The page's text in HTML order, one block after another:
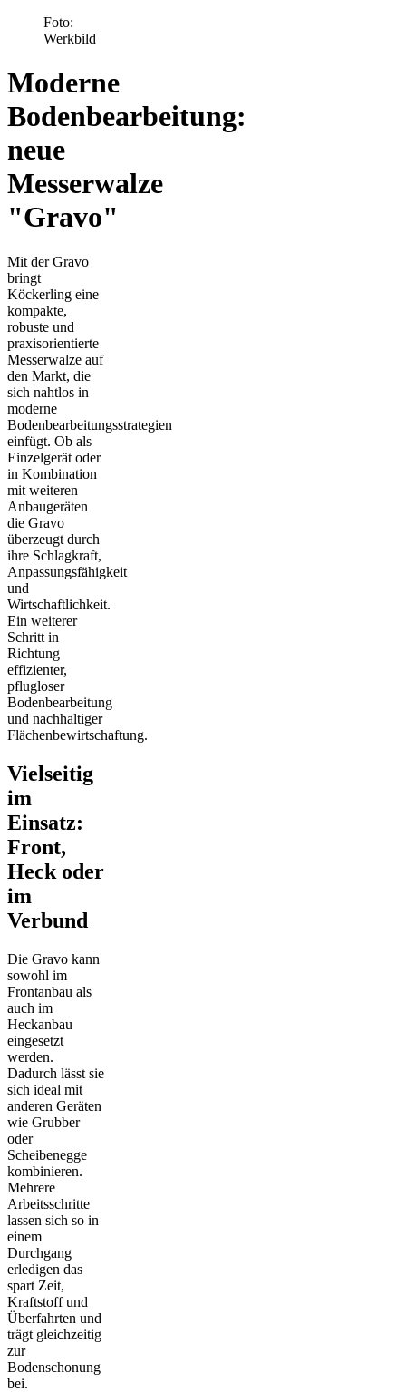
Foto:
Werkbild
Moderne
Bodenbearbeitung:
neue
Messerwalze
"Gravo"
Mit der Gravo
bringt
Köckerling eine
kompakte,
robuste und
praxisorientierte
Messerwalze auf
den Markt, die
sich nahtlos in
moderne
Bodenbearbeitungsstrategien
einfügt. Ob als
Einzelgerät oder
in Kombination
mit weiteren
Anbaugeräten
die Gravo
überzeugt durch
ihre Schlagkraft,
Anpassungsfähigkeit
und
Wirtschaftlichkeit.
Ein weiterer
Schritt in
Richtung
effizienter,
pflugloser
Bodenbearbeitung
und nachhaltiger
Flächenbewirtschaftung.
Vielseitig
im
Einsatz:
Front,
Heck oder
im
Verbund
Die Gravo kann
sowohl im
Frontanbau als
auch im
Heckanbau
eingesetzt
werden.
Dadurch lässt sie
sich ideal mit
anderen Geräten
wie Grubber
oder
Scheibenegge
kombinieren.
Mehrere
Arbeitsschritte
lassen sich so in
einem
Durchgang
erledigen das
spart Zeit,
Kraftstoff und
Überfahrten und
trägt gleichzeitig
zur
Bodenschonung
bei.